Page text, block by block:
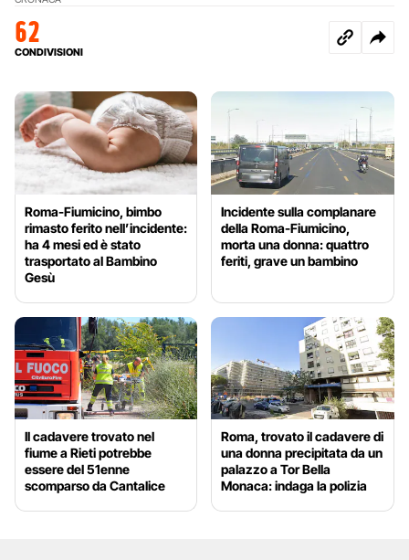
62
CONDIVISIONI
Roma-Fiumicino, bimbo
rimasto ferito nell’incidente:
ha 4 mesi ed è stato
trasportato al Bambino
Gesù
Incidente sulla complanare
della Roma-Fiumicino,
morta una donna: quattro
feriti, grave un bambino
Il cadavere trovato nel
fiume a Rieti potrebbe
essere del 51enne
scomparso da Cantalice
Roma, trovato il cadavere di
una donna precipitata da un
palazzo a Tor Bella
Monaca: indaga la polizia